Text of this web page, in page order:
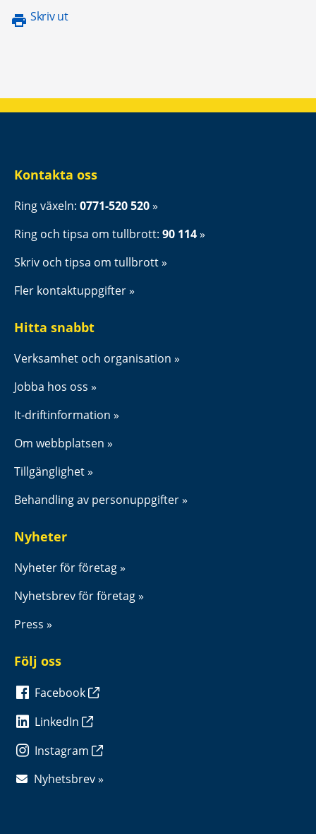
Skriv ut
Kontakta oss
Ring växeln: 0771-520 520
Ring och tipsa om tullbrott: 90 114
Skriv och tipsa om tullbrott
Fler kontaktuppgifter
Hitta snabbt
Verksamhet och organisation
Jobba hos oss
It-driftinformation
Om webbplatsen
Tillgänglighet
Behandling av personuppgifter
Nyheter
Nyheter för företag
Nyhetsbrev för företag
Press
Följ oss
Facebook
LinkedIn
Instagram
Nyhetsbrev